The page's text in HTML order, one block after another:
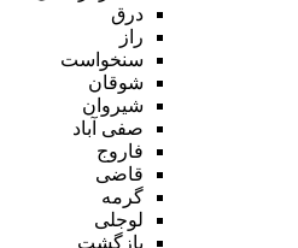
درق
راز
سنخواست
شوقان
شیروان
صفی آباد
فاروج
قاضی
گرمه
لوجلی
بازگشت